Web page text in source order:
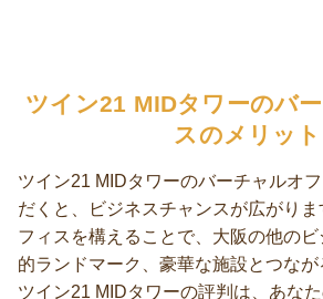
ツイン21 MIDタワーのバ
スのメリット